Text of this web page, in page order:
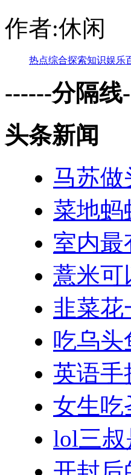
作者:休闲
热点综合探索知识娱乐
------分隔线
头条新闻
马苏做
菜地蚂
室内最
薏米可
韭菜花
吃乌头
英语手
女生吃
lol三叔